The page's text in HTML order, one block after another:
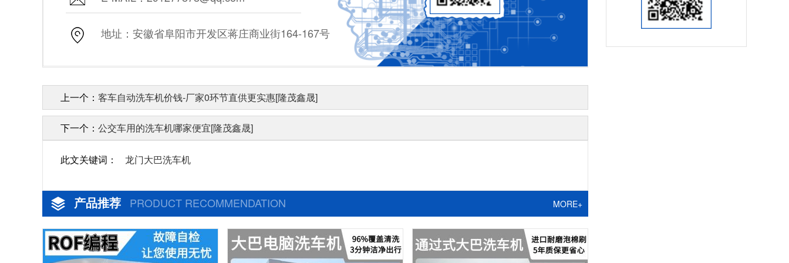
地址：安徽省阜阳市开发区蒋庄商业街164-167号
上一个： 客车自动洗车机价钱-厂家0环节直供更实惠[隆茂鑫晟]
下一个： 公交车用的洗车机哪家便宜[隆茂鑫晟]
此文关键词： 龙门大巴洗车机
产品推荐 PRODUCT RECOMMENDATION MORE+